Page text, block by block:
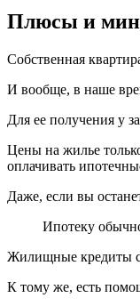
Плюсы и
Собственная
И вообще, в наше
Для ее получения у
Цены на жилье
оплачивать
Даже, если вы
Ипотеку
Жилищные кредиты
К тому же, есть